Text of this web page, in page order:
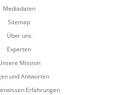
Mediadaten
Sitemap
Über uns
Experten
Mission
und Antworten
Erfahrungen